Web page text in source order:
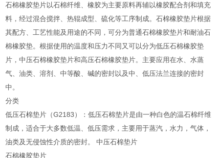
石棉橡胶垫片以石棉纤维、橡胶为主要原料再辅以橡胶配合剂和填充
料，经过混合搅拌、热辊成型、硫化等工序制成。石棉橡胶垫片根据
其配方、工艺性能及用途的不同，可分为普通石棉橡胶垫片和耐油石
棉橡胶垫。根据使用的温度和压力不同又可以分为低压石棉橡胶垫
片，中压石棉橡胶垫片和高压石棉橡胶垫片。主要应用在水、水蒸
气、油类、溶剂、中等酸、碱的密封以及中、低压法兰连接的密封
中。
分类
低压石棉垫片（G2183）：低压石棉垫片是由一种白色的温石棉纤维
制成，适合于大多数低温、低压需求，主要用于蒸汽，水力，气体，
油类及无侵蚀性介质的密封。 中压石棉垫片
石棉橡胶垫片